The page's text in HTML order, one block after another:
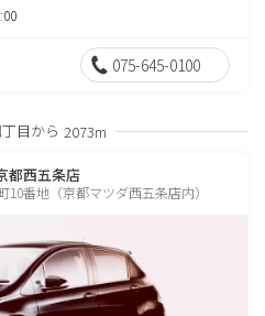
075-645-0100
目から 2073m
都西五条店
番地（京都マツダ西五条店内）